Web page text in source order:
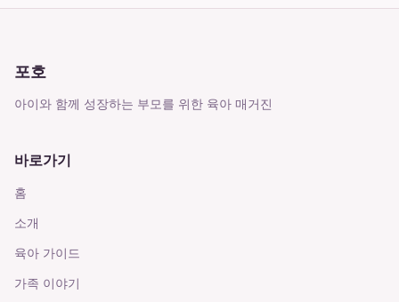
포호
아이와 함께 성장하는 부모를 위한 육아 매거진
바로가기
홈
소개
육아 가이드
가족 이야기